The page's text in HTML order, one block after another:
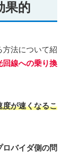
果的
方法について紹
回線への乗り換
度が速くなるこ
ロバイダ側の問